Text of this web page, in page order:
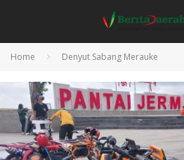
Home Denyut Sabang Merauke